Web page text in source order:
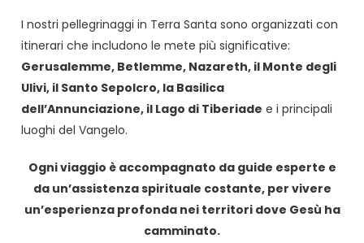
I nostri pellegrinaggi in Terra Santa sono organizzati con
itinerari che includono le mete più significative:
Gerusalemme, Betlemme, Nazareth, il Monte degli
Ulivi, il Santo Sepolcro, la Basilica
dell’Annunciazione, il Lago di Tiberiade e i principali
luoghi del Vangelo.
Ogni viaggio è accompagnato da guide esperte e
da un’assistenza spirituale costante, per vivere
un’esperienza profonda nei territori dove Gesù ha
camminato.